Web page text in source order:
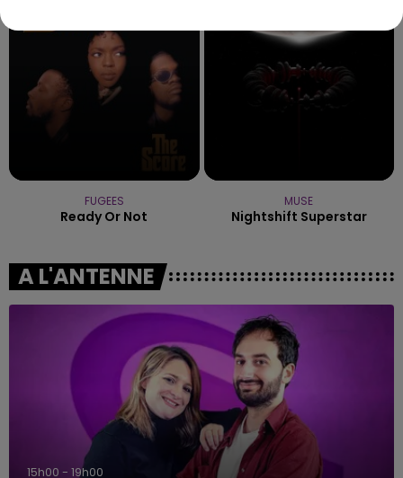
FUGEES
Ready Or Not
MUSE
Nightshift Superstar
A L'ANTENNE
15h00 - 19h00